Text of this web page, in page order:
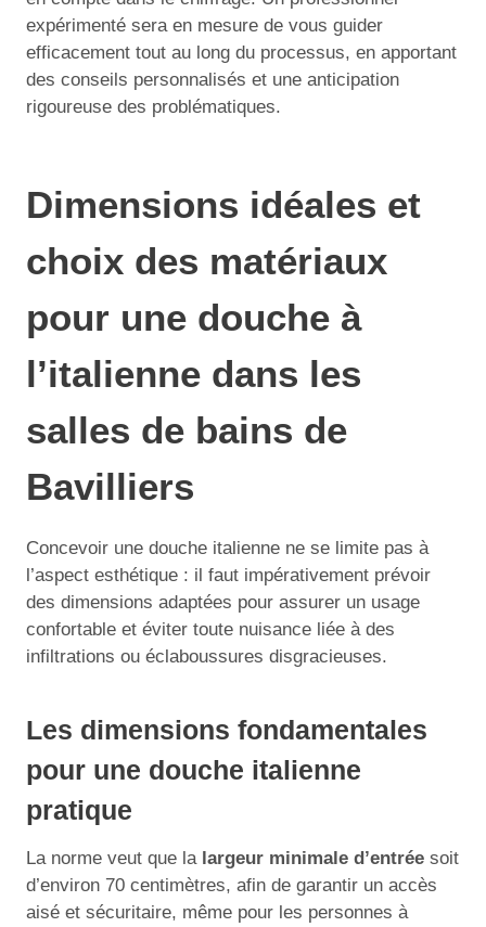
expérimenté sera en mesure de vous guider
efficacement tout au long du processus, en apportant
des conseils personnalisés et une anticipation
rigoureuse des problématiques.
Dimensions idéales et
choix des matériaux
pour une douche à
l’italienne dans les
salles de bains de
Bavilliers
Concevoir une douche italienne ne se limite pas à
l’aspect esthétique : il faut impérativement prévoir
des dimensions adaptées pour assurer un usage
confortable et éviter toute nuisance liée à des
infiltrations ou éclaboussures disgracieuses.
Les dimensions fondamentales
pour une douche italienne
pratique
La norme veut que la largeur minimale d’entrée soit
d’environ 70 centimètres, afin de garantir un accès
aisé et sécuritaire, même pour les personnes à